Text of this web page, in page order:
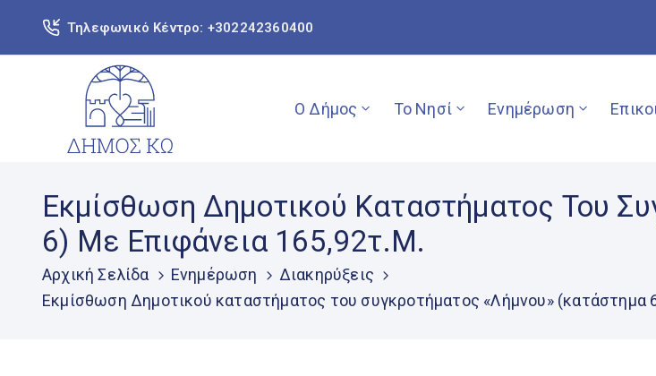
Τηλεφωνικό Κέντρο: +302242360400
Ο Δήμος Το Νησί Ενημέρωση
Εκμίσθωση Δημοτικού Καταστήματος Του
6) Με Επιφάνεια 165,92τ.μ.
Αρχική Σελίδα Ενημέρωση
Διακηρύξεις
Εκμίσθωση Δημοτικού καταστήματος του συγκροτήματος «Λήμνου» (κατάστημα